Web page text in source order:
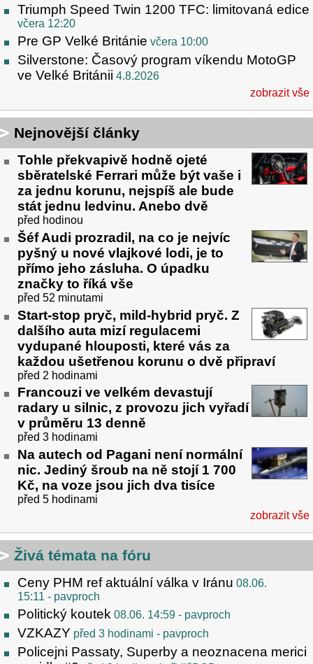
Triumph Speed Twin 1200 TFC: limitovaná edice
včera 12:20
Pre GP Velké Británie včera 10:00
Silverstone: Časový program víkendu MotoGP
ve Velké Británii 4.8.2026
zobrazit vše
Nejnovější články
Tohle překvapivě hodně ojeté
sběratelské Ferrari může být vaše i
za jednu korunu, nejspíš ale bude
stát jednu ledvinu. Anebo dvě
před hodinou
Šéf Audi prozradil, na co je nejvíc
pyšný u nové vlajkové lodi, je to
přímo jeho zásluha. O úpadku
značky to říká vše
před 52 minutami
Start-stop pryč, mild-hybrid pryč. Z
dalšího auta mizí regulacemi
vydupané hlouposti, které vás za
každou ušetřenou korunu o dvě připraví
před 2 hodinami
Francouzi ve velkém devastují
radary u silnic, z provozu jich vyřadí
v průměru 13 denně
před 3 hodinami
Na autech od Pagani není normální
nic. Jediný šroub na ně stojí 1 700
Kč, na voze jsou jich dva tisíce
před 5 hodinami
zobrazit vše
Živá témata na fóru
Ceny PHM ref aktuální válka v Iránu 08.06.
15:11 - pavproch
Politický koutek 08.06. 14:59 - pavproch
VZKAZY před 3 hodinami - pavproch
Policejni Passaty, Superby a neoznacena merici